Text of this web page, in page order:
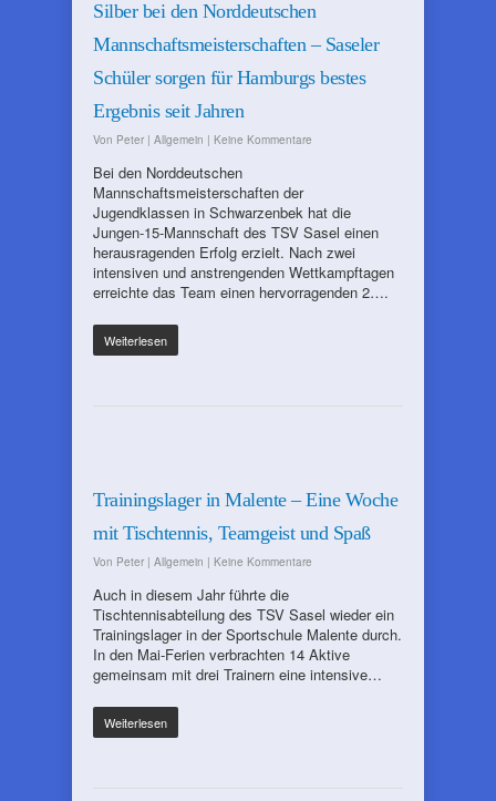
Silber bei den Norddeutschen
Mannschaftsmeisterschaften – Saseler
Schüler sorgen für Hamburgs bestes
Ergebnis seit Jahren
Von Peter | Allgemein | Keine Kommentare
Bei den Norddeutschen
Mannschaftsmeisterschaften der
Jugendklassen in Schwarzenbek hat die
Jungen-15-Mannschaft des TSV Sasel einen
herausragenden Erfolg erzielt. Nach zwei
intensiven und anstrengenden Wettkampftagen
erreichte das Team einen hervorragenden 2….
Weiterlesen
Trainingslager in Malente – Eine Woche
mit Tischtennis, Teamgeist und Spaß
Von Peter | Allgemein | Keine Kommentare
Auch in diesem Jahr führte die
Tischtennisabteilung des TSV Sasel wieder ein
Trainingslager in der Sportschule Malente durch.
In den Mai-Ferien verbrachten 14 Aktive
gemeinsam mit drei Trainern eine intensive…
Weiterlesen